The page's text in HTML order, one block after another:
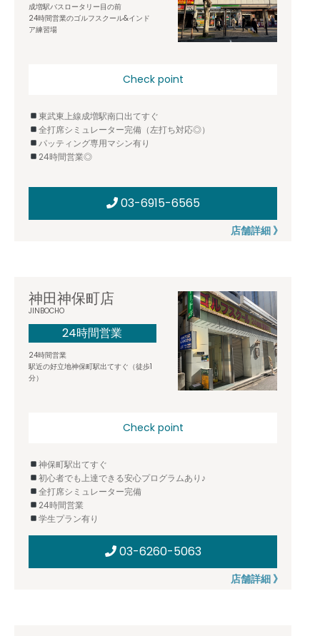
成増駅バスロータリー目の前
24時間営業のゴルフスクール&インド
ア練習場
Check point
東武東上線成増駅南口出てすぐ
全打席シミュレーター完備（左打ち対応◎）
パッティング専用マシン有り
24時間営業◎
03-6915-6565
店舗詳細 》
神田神保町店
JINBOCHO
24時間営業
24時間営業
駅近の好立地神保町駅出てすぐ（徒歩1
分）
Check point
神保町駅出てすぐ
初心者でも上達できる安心プログラムあり♪
全打席シミュレーター完備
24時間営業
学生プラン有り
03-6260-5063
店舗詳細 》